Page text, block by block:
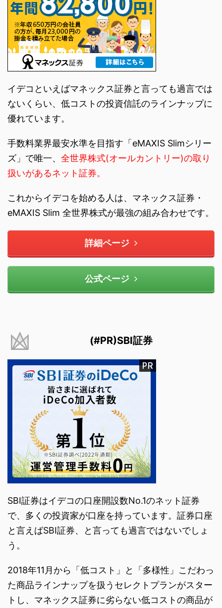
イデコといえばマネックス証券と言っても過言では
ないくらい、低コストの投資信託のラインナップに
優れています。
手数料業界最安水準を目指す「eMAXIS Slimシリー
ズ」で唯一、 全世界株式(オールカントリー)の取り
扱いがあるネット証券。
これからイデコを始める人は、マネックス証券・
eMAXIS Slim 全世界株式が最強の組み合わせです。
詳細ページ
公式ページ
(#PR)SBI証券
SBI証券はイデコの口座開設数No.1のネット証券
で、多くの投資家が口座を持っています。証券口座
と言えばSBI証券、と言っても過言ではないでしょ
う。
2018年11月から「低コスト」と「多様性」こだわっ
た商品ラインナップを扱うセレクトプランがスター
トし、マネックス証券に劣らない低コストの商品が